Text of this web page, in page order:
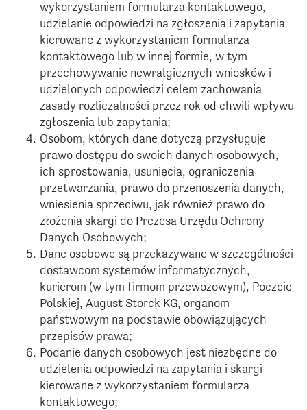
wykorzystaniem formularza kontaktowego,
udzielanie odpowiedzi na zgłoszenia i zapytania
kierowane z wykorzystaniem formularza
kontaktowego lub w innej formie, w tym
przechowywanie newralgicznych wniosków i
udzielonych odpowiedzi celem zachowania
zasady rozliczalności przez rok od chwili wpływu
zgłoszenia lub zapytania;
Osobom, których dane dotyczą przysługuje
prawo dostępu do swoich danych osobowych,
ich sprostowania, usunięcia, ograniczenia
przetwarzania, prawo do przenoszenia danych,
wniesienia sprzeciwu, jak również prawo do
złożenia skargi do Prezesa Urzędu Ochrony
Danych Osobowych;
Dane osobowe są przekazywane w szczególności
dostawcom systemów informatycznych,
kurierom (w tym firmom przewozowym), Poczcie
Polskiej, August Storck KG, organom
państwowym na podstawie obowiązujących
przepisów prawa;
Podanie danych osobowych jest niezbędne do
udzielenia odpowiedzi na zapytania i skargi
kierowane z wykorzystaniem formularza
kontaktowego;